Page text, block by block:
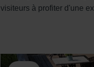
visiteurs à profiter d'une